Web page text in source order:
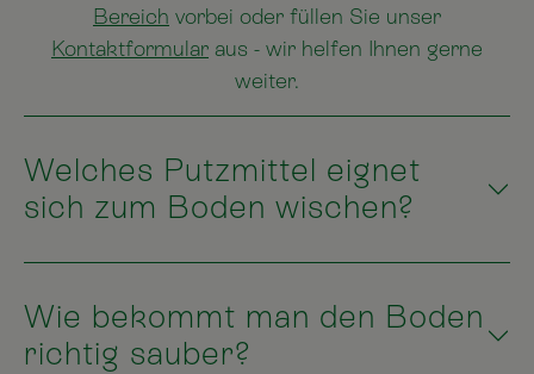
Bereich vorbei oder füllen Sie unser
Kontaktformular aus - wir helfen Ihnen gerne
weiter.
Welches Putzmittel eignet
sich zum Boden wischen?
Wie bekommt man den Boden
richtig sauber?